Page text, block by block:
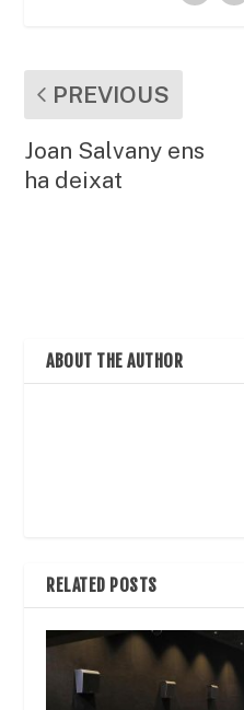
PREVIOUS
Joan Salvany ens
ha deixat
ABOUT THE AUTHOR
RELATED POSTS